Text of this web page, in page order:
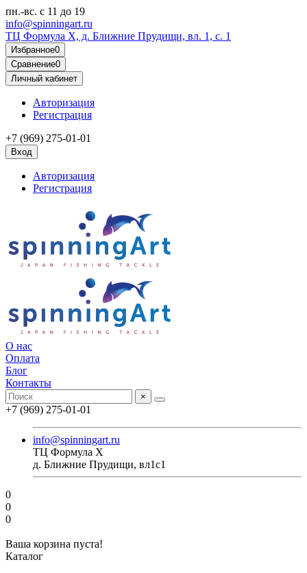
пн.-вс. с 11 до 19
info@spinningart.ru
ТЦ Формула X, д. Ближние Прудищи, вл. 1, с. 1
Избранное0
Сравнение0
Личный кабинет
Авторизация
Регистрация
+7 (969) 275-01-01
Вход
Авторизация
Регистрация
О нас
Оплата
Блог
Контакты
×
+7 (969) 275-01-01
info@spinningart.ru
ТЦ Формула X
д. Ближние Прудищи, вл1с1
0
0
0
Ваша корзина пуста!
Каталог